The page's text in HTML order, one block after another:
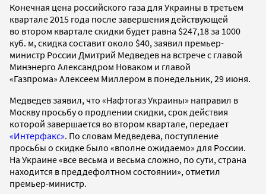
Конечная цена российского газа для Украины в третьем
квартале 2015 года после завершения действующей
во втором квартале скидки будет равна $247,18 за 1000
куб. м, скидка составит около $40, заявил премьер-
министр России Дмитрий Медведев на встрече с главой
Минэнерго Александром Новаком и главой
«Газпрома» Алексеем Миллером в понедельник, 29 июня.
Медведев заявил, что «Нафтогаз Украины» направил в
Москву просьбу о продлении скидки, срок действия
которой завершается во втором квартале, передает
«Интерфакс». По словам Медведева, поступление
просьбы о скидке было «вполне ожидаемо» для России.
На Украине «все весьма и весьма сложно, по сути, страна
находится в преддефолтном состоянии», отметил
премьер-министр.